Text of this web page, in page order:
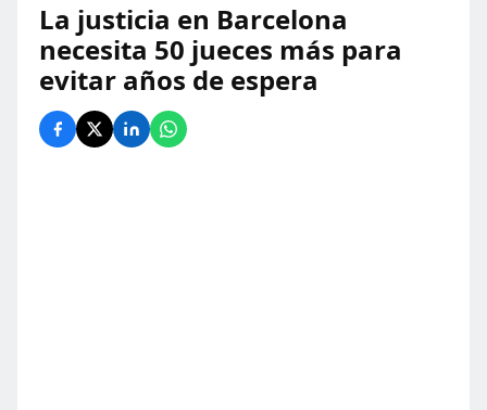
La justicia en Barcelona
necesita 50 jueces más para
evitar años de espera